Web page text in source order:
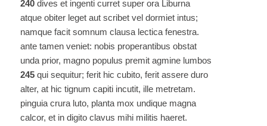
240dives et ingenti curret super ora Liburna
atque obiter leget aut scribet vel dormiet intus;
namque facit somnum clausa lectica fenestra.
ante tamen veniet: nobis properantibus obstat
unda prior, magno populus premit agmine lumbos
245qui sequitur; ferit hic cubito, ferit assere duro
alter, at hic tignum capiti incutit, ille metretam.
pinguia crura luto, planta mox undique magna
calcor, et in digito clavus mihi militis haeret.